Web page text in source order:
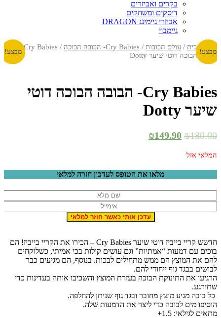
בקרים ואביזרים
דיסקים ומשחקים
אביזרי גיימינג DRAGON
גיימבוי
עמוד הבית / עולם הבובות / Cry Babies- הבובה הבוכה
/ Cry Babies-
הבובה הבוכה דוטי שיער Dotty
מבצע!
Cry Babies- הבובה הבוכה דוטי
שיער Dotty
₪180.00
₪149.90
המלאי אזל
מלאו את הטופס לעדכון חזרה למלאי
מבצע!
חדשש קריי בייביז דוטי שיער Cry Babies – הכירו את הקריי בייביז! הם
בוכים עם דמעות “אמתיות” וגם עושים קולות בכי אמיתי, כשלוקחים
להם את המוצץ הם ממש מתחילים לבכות. בנוסף, הם מגיעים כבר
לבושים בבגד גוף ייחודי להם.
הרגיעו את התינוקת הבוכה בעזרת המוצץ והשכיבו אותה בעדינות כדי
שתירגע.
כל בובה מגיע מוצץ מחובר ובגד גוף שניתן להחלפה.
הוסיפו מים לבובה כדי ליצר את הדמעות שלה.
מתאים לגילאי: 1.5+
מבצע! מבצע!
מבצע!
מבצע!